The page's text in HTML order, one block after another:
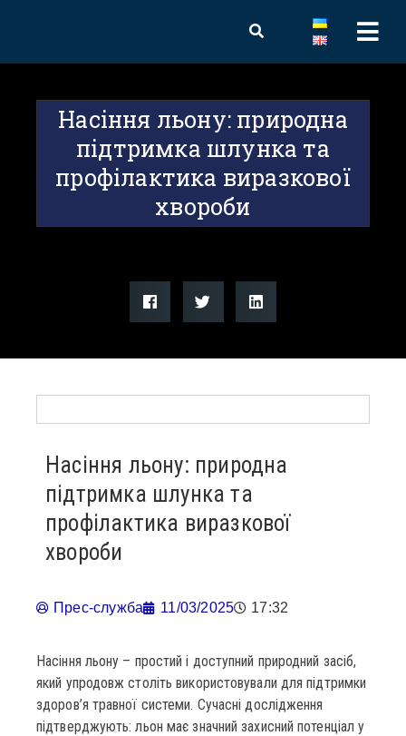
Насіння льону: природна
підтримка шлунка та
профілактика виразкової
хвороби
Насіння льону: природна
підтримка шлунка та
профілактика виразкової
хвороби
Прес-служба 11/03/2025 17:32
Насіння льону – простий і доступний природний засіб,
який упродовж століть використовували для підтримки
здоров’я травної системи. Сучасні дослідження
підтверджують: льон має значний захисний потенціал у